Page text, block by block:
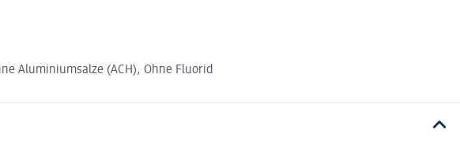
Aluminiumsalze (ACH), Ohne Fluorid